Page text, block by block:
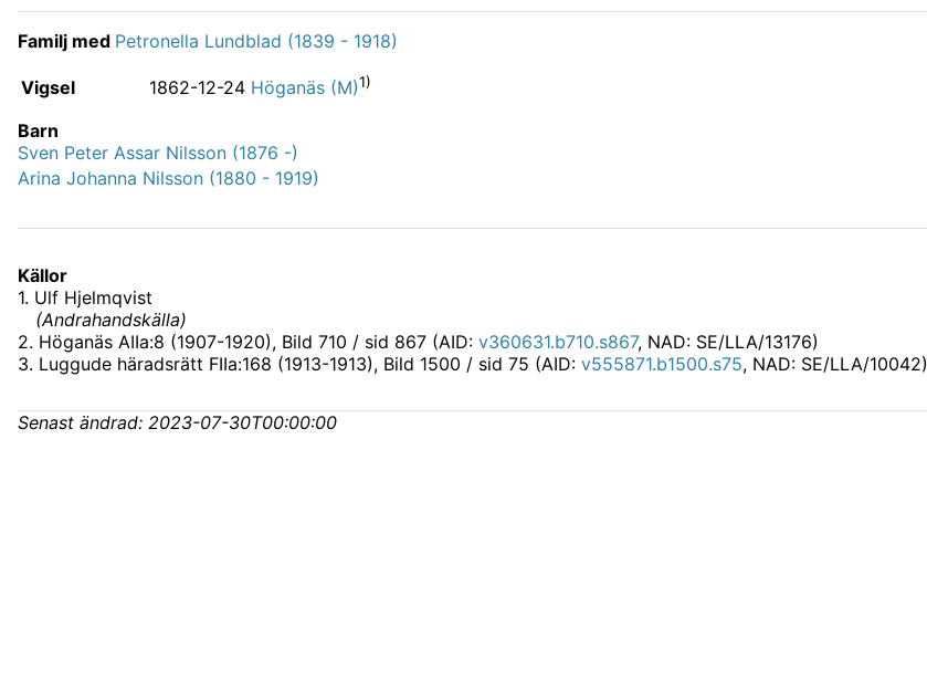
Familj med Petronella Lundblad (1839 - 1918)
Vigsel 1862-12-24 Höganäs (M)1)
Barn
Sven Peter Assar Nilsson (1876 -)
Arina Johanna Nilsson (1880 - 1919)
Källor
1. Ulf Hjelmqvist
(Andrahandskälla)
2. Höganäs AIIa:8 (1907-1920), Bild 710 / sid 867 (AID: v360631.b710.s867, NAD: SE/LLA/13176)
3. Luggude häradsrätt FIIa:168 (1913-1913), Bild 1500 / sid 75 (AID: v555871.b1500.s75, NAD: SE/LLA/10042)
Senast ändrad: 2023-07-30T00:00:00